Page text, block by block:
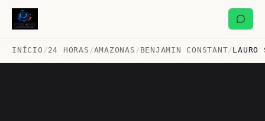
INÍCIO /24 HORAS /AMAZONAS /BENJAMIN CONSTANT/LAURO